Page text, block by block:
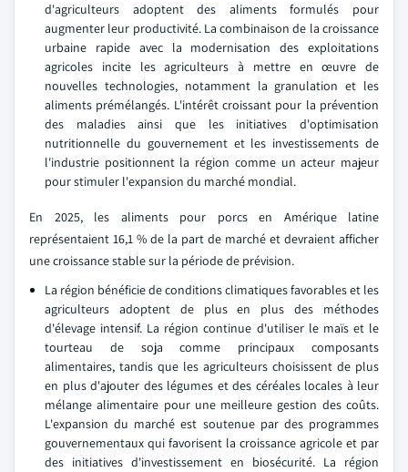
d'agriculteurs adoptent des aliments formulés pour
augmenter leur productivité. La combinaison de la croissance
urbaine rapide avec la modernisation des exploitations
agricoles incite les agriculteurs à mettre en œuvre de
nouvelles technologies, notamment la granulation et les
aliments prémélangés. L'intérêt croissant pour la prévention
des maladies ainsi que les initiatives d'optimisation
nutritionnelle du gouvernement et les investissements de
l'industrie positionnent la région comme un acteur majeur
pour stimuler l'expansion du marché mondial.
En 2025, les aliments pour porcs en Amérique latine
représentaient 16,1 % de la part de marché et devraient afficher
une croissance stable sur la période de prévision.
La région bénéficie de conditions climatiques favorables et les
agriculteurs adoptent de plus en plus des méthodes
d'élevage intensif. La région continue d'utiliser le maïs et le
tourteau de soja comme principaux composants
alimentaires, tandis que les agriculteurs choisissent de plus
en plus d'ajouter des légumes et des céréales locales à leur
mélange alimentaire pour une meilleure gestion des coûts.
L'expansion du marché est soutenue par des programmes
gouvernementaux qui favorisent la croissance agricole et par
des initiatives d'investissement en biosécurité. La région